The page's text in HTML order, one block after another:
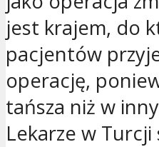
jest krajem, do
pacjentów
operację,
tańsza niż w
Lekarze w